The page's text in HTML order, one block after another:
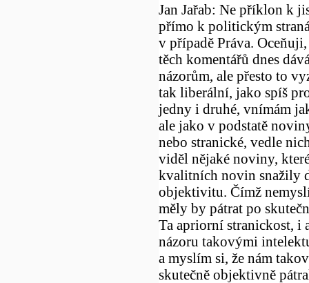
Jan Jařab: Ne příklon k
přímo k politickým
v případě Práva.
těch komentářů dnes
názorům, ale přesto to
tak liberální, jako spíš
jedny i druhé, vnímám
ale jako v podstatě
nebo stranické, vedle
viděl nějaké noviny,
kvalitních novin snažily
objektivitu. Čímž
měly by pátrat po
Ta apriorní stranickost, i
názoru takovými
a myslím si, že nám
skutečně objektivně